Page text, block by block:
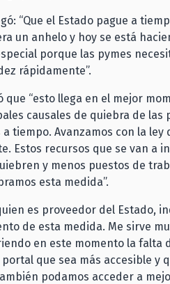
“Que el Estado pague a
un anhelo y hoy se está
porque las pymes
rápidamente”.
que “esto llega en el mejor
causales de quiebra de las
tiempo. Avanzamos con la ley
Estos recursos que se van a
y menos puestos de
esta medida”.
es proveedor del Estado,
de esta medida. Me sirve
en este momento la falta
que sea más accesible y
podamos acceder a